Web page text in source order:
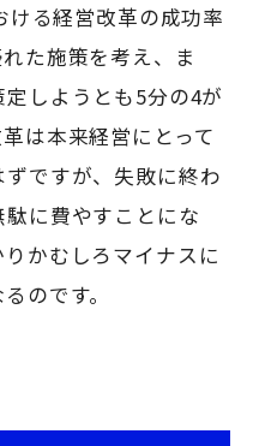
ける経営改革の成功率
た施策を考え、ま
しようとも5分の4が
は本来経営にとって
ですが、失敗に終わ
に費やすことにな
かむしろマイナスに
のです。